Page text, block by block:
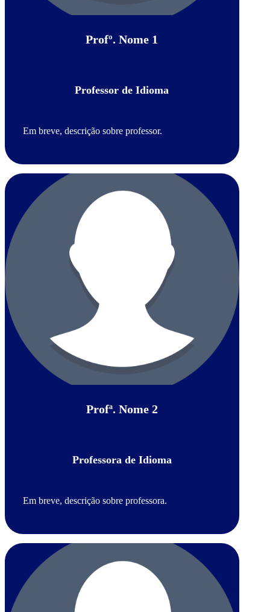
Profº. Nome 1
Professor de Idioma
Em breve, descrição sobre professor.
Profª. Nome 2
Professora de Idioma
Em breve, descrição sobre professora.